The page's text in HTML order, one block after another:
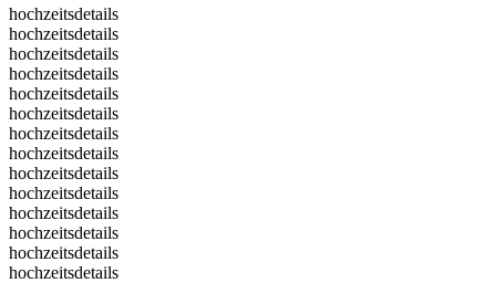
hochzeitsdetails
hochzeitsdetails
hochzeitsdetails
hochzeitsdetails
hochzeitsdetails
hochzeitsdetails
hochzeitsdetails
hochzeitsdetails
hochzeitsdetails
hochzeitsdetails
hochzeitsdetails
hochzeitsdetails
hochzeitsdetails
hochzeitsdetails